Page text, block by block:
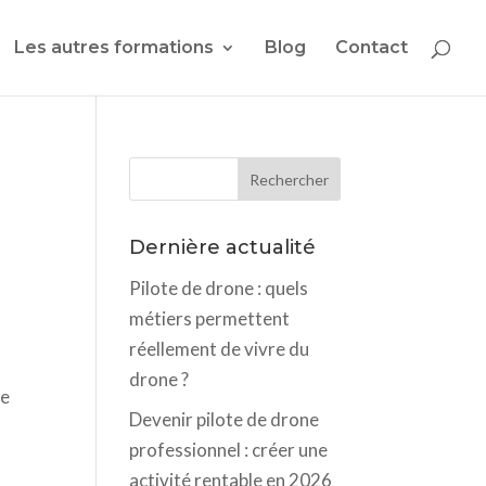
Les autres formations Blog Contact
Dernière actualité
Pilote de drone : quels
métiers permettent
réellement de vivre du
drone ?
Devenir pilote de drone
professionnel : créer une
activité rentable en 2026